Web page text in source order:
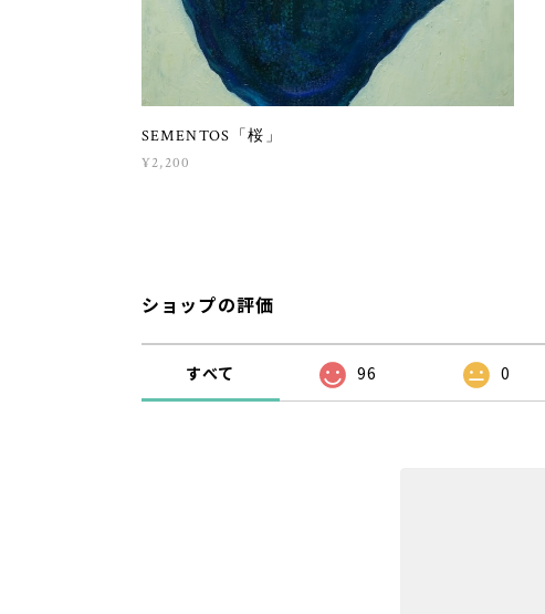
SEMENTOS「桜」
¥2,200
ショップの評価
すべて 96 0